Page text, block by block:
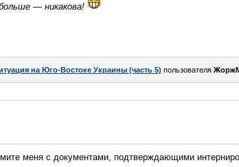
— никакова!
на Юго-Востоке Украины (часть 5) пользователя
меня с документами, подтверждающими